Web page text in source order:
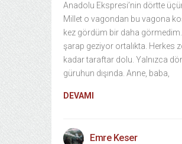
Anadolu Ekspresi’nin dörtte
Millet o vagondan bu vagona
kez gördüm bir daha
şarap geziyor ortalıkta. Herkes
kadar taraftar dolu. Yalnızca
güruhun dışında. Anne, baba,
DEVAMI
Emre Keser